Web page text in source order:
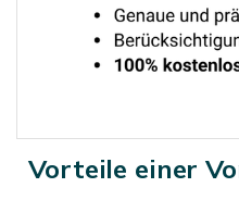
Vorteile einer